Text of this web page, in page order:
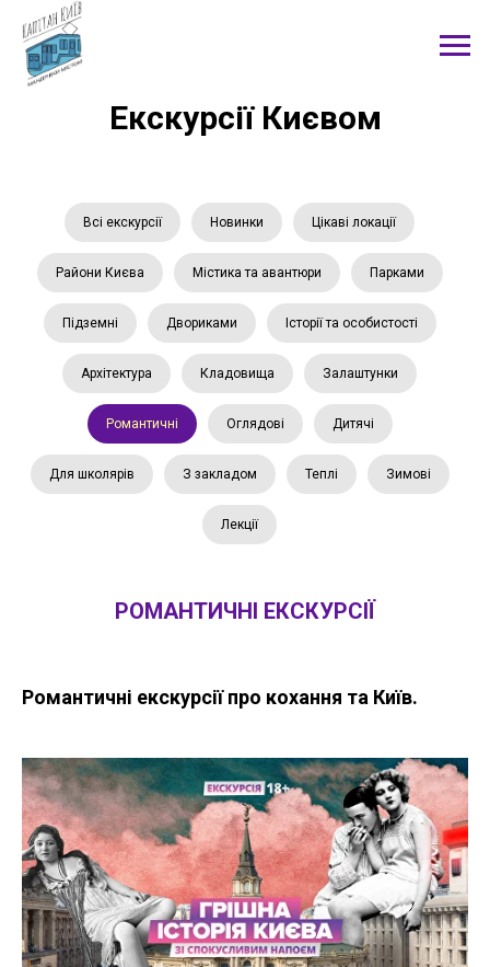
Екскурсії Києвом
Всі екскурсії Новинки Цікаві локації
Райони Києва Містика та авантюри Парками
Підземні Двориками Історії та особистості
Архітектура Кладовища Залаштунки
Романтичні Оглядові Дитячі
Для школярів З закладом Теплі Зимові
Лекції
РОМАНТИЧНІ ЕКСКУРСІЇ
Романтичні екскурсії про кохання та Київ.